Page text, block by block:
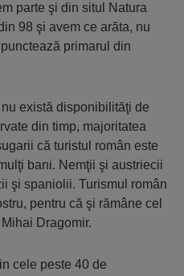
parte şi din situl Natura
98 şi avem ce arăta, nu
primarul din
există disponibilităţi de
din timp, majoritatea
că turistul român este
bani. Nemţii şi austriecii
şi spaniolii. Turismul român
pentru că şi rămâne cel
Dragomir.
cele peste 40 de